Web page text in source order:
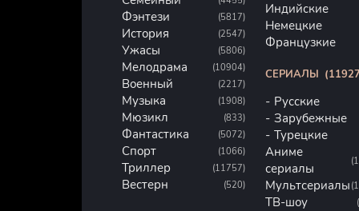
Фэнтези (5817)
История (2547)
Ужасы (5806)
Мелодрама (10904)
Военный (2217)
Музыка (1908)
Мюзикл (833)
Фантастика (5072)
Спорт (1066)
Триллер (11757)
Вестерн (520)
Индийские
Немецкие
Французкие
СЕРИАЛЫ
Русские
Зарубежные
Турецкие
Аниме
сериалы
Мультсериалы
ТВ-шоу